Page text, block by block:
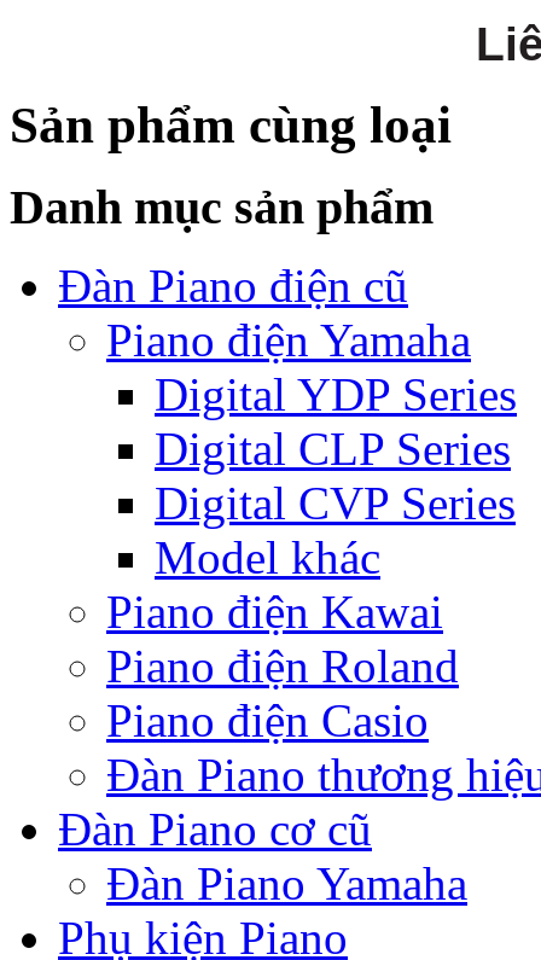
Sản phẩm cùng loại
Danh mục sản phẩm
Đàn Piano điện cũ
Piano điện Yamaha
Digital YDP Series
Digital CLP Series
Digital CVP Series
Model khác
Piano điện Kawai
Piano điện Roland
Piano điện Casio
Đàn Piano thương
Đàn Piano cơ cũ
Đàn Piano Yamaha
Phụ kiện Piano